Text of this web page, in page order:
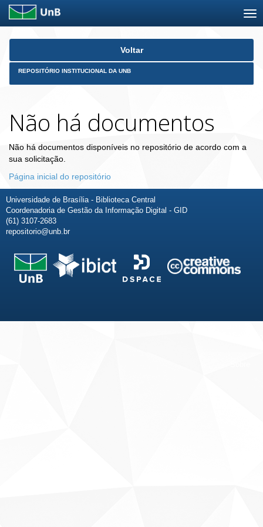
Skip
Voltar
REPOSITÓRIO INSTITUCIONAL DA UNB
Não há documentos
Não há documentos disponíveis no repositório de acordo com a
sua solicitação.
Página inicial do repositório
Universidade de Brasília - Biblioteca Central
Coordenadoria de Gestão da Informação Digital - GID
(61) 3107-2683
repositorio@unb.br